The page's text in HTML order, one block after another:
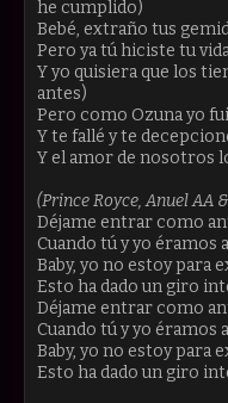
he cumplido)
Bebé, extraño tus
Pero ya tú hiciste tu
Y yo quisiera que los
antes)
Pero como Ozuna yo
Y te fallé y te
Y el amor de nosotros
(Prince Royce, Anuel AA
Déjame entrar como
Cuando tú y yo éramos
Baby, yo no estoy para
Esto ha dado un giro
Déjame entrar como
Cuando tú y yo éramos
Baby, yo no estoy para
Esto ha dado un giro